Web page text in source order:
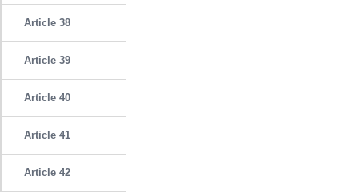
Article 38
Article 39
Article 40
Article 41
Article 42